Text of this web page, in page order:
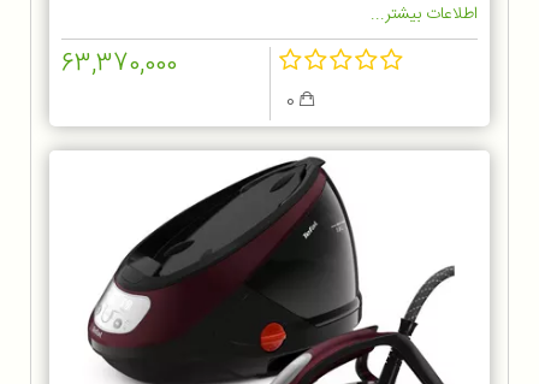
اطلاعات بیشتر...
63,370,000